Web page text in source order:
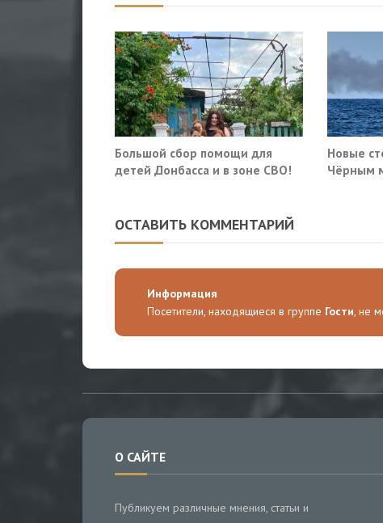
Большой сбор помощи для
детей Донбасса и в зоне СВО!
Новые
Чёрным
ОСТАВИТЬ КОММЕНТАРИЙ
Информация
Посетители, находящиеся в группе Гости, не
О САЙТЕ
Публикуем различные мнения, статьи и